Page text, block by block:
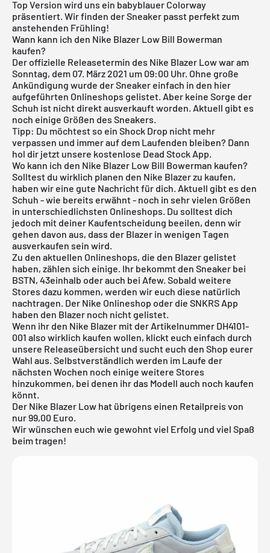
Top Version wird uns ein babyblauer Colorway
präsentiert. Wir finden der Sneaker passt perfekt zum
anstehenden Frühling!
Wann kann ich den Nike Blazer Low Bill Bowerman
kaufen?
Der offizielle Releasetermin des Nike Blazer Low war am
Sonntag, dem 07. März 2021 um 09:00 Uhr. Ohne große
Ankündigung wurde der Sneaker einfach in den hier
aufgeführten Onlineshops gelistet. Aber keine Sorge der
Schuh ist nicht direkt ausverkauft worden. Aktuell gibt es
noch einige Größen des Sneakers.
Tipp: Du möchtest so ein Shock Drop nicht mehr
verpassen und immer auf dem Laufenden bleiben? Dann
hol dir jetzt unsere kostenlose Dead Stock App.
Wo kann ich den Nike Blazer Low Bill Bowerman kaufen?
Solltest du wirklich planen den Nike Blazerzu kaufen,
haben wir eine gute Nachricht für dich. Aktuell gibt es den
Schuh - wie bereits erwähnt - noch in sehr vielen Größen
in unterschiedlichsten Onlineshops. Du solltest dich
jedoch mit deiner Kaufentscheidung beeilen, denn wir
gehen davon aus, dass der Blazer in wenigen Tagen
ausverkaufen sein wird.
Zu den aktuellen Onlineshops, die den Blazer gelistet
haben, zählen sich einige. Ihr bekommt den Sneaker bei
BSTN, 43einhalb oder auch bei Afew. Sobald weitere
Stores dazu kommen, werden wir euch diese natürlich
nachtragen. Der Nike Onlineshop oder die SNKRS App
haben den Blazer noch nicht gelistet.
Wenn ihr den Nike Blazer mit der Artikelnummer DH4101-
001 also wirklich kaufen wollen, klickt euch einfach durch
unsere Releaseübersicht und sucht euch den Shop eurer
Wahl aus. Selbstverständlich werden im Laufe der
nächsten Wochen noch einige weitere Stores
hinzukommen, bei denen ihr das Modell auch noch kaufen
könnt.
Der Nike Blazer Low hat übrigens einen Retailpreis von
nur 99,00 Euro.
Wir wünschen euch wie gewohnt viel Erfolg und viel Spaß
beim tragen!